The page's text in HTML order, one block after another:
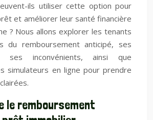
ils utiliser cette option pour
et améliorer leur santé financière
? Nous allons explorer les tenants
du remboursement anticipé, ses
ses inconvénients, ainsi que
simulateurs en ligne pour prendre
le remboursement